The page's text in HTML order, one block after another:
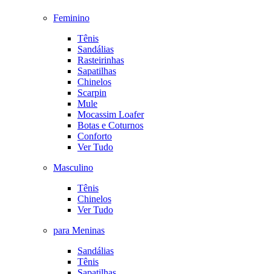
Feminino
Tênis
Sandálias
Rasteirinhas
Sapatilhas
Chinelos
Scarpin
Mule
Mocassim Loafer
Botas e Coturnos
Conforto
Ver Tudo
Masculino
Tênis
Chinelos
Ver Tudo
para Meninas
Sandálias
Tênis